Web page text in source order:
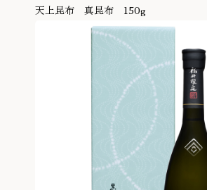
天上昆布 真昆布 150g
商品を見る